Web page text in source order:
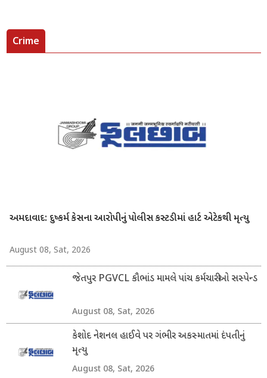
Crime
અમદાવાદ: દુષ્કર્મ કેસના આરોપીનું પોલીસ કસ્ટડીમાં હાર્ટ એટેકથી મૃત્યુ
August 08, Sat, 2026
જેતપુર PGVCL કૌભાંડ મામલે પાંચ કર્મચારીઓ સસ્પેન્ડ
August 08, Sat, 2026
કેશોદ નેશનલ હાઈવે પર ગંભીર અકસ્માતમાં દંપતીનું
મૃત્યુ
August 08, Sat, 2026